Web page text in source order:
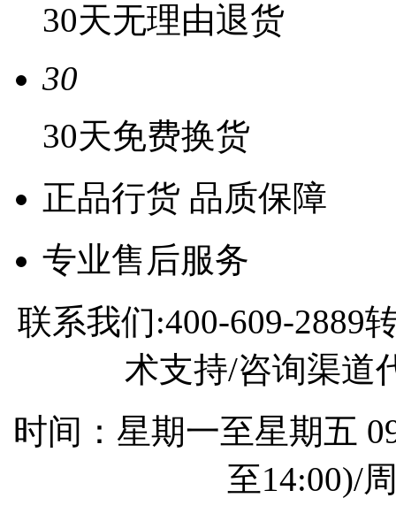
30天无理由退货
30
30天免费换货
正品行货 品质保障
专业售后服务
联系我们:400-609-2889
术支持/咨询渠道
时间：星期一至星期五
至14:00)/